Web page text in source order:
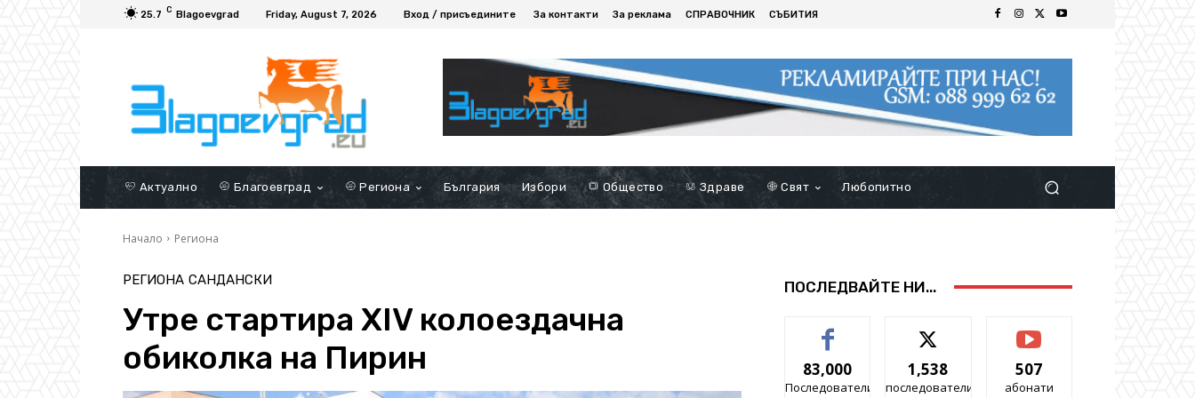
25.7 C Blagoevgrad Friday, August 7, 2026 Вход / присъедините За контакти За реклама СПРАВОЧНИК СЪБИТИЯ
Актуално Благоевград Региона България Избори Общество Здраве Свят Любопитно
Начало Региона
РЕГИОНА САНДАНСКИ
Утре стартира XIV колоездачна
обиколка на Пирин
ПОСЛЕДВАЙТЕ НИ...
83,000
Последователи
1,538
последователи
507
абонати